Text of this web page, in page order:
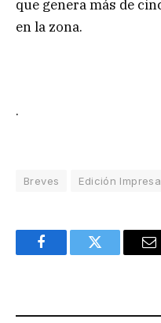
que genera más de
en la zona.
.
Breves Edición Impresa
FacebookTwitter